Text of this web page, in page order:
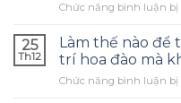
Chức năng bình luận bị
25
Th12
Làm thế nào để
trí hoa đào mà
Chức năng bình luận bị